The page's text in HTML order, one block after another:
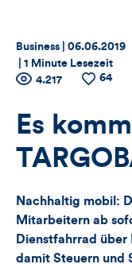
Thema:
Business | Datum:
06.06.2019
1 Minute Lesezeit
Zähler
für
Views,
und
Anzahl
Views
4.217
Anzahl
64
Es
Nachhaltig mobil:
Mitarbeitern ab
Dienstfahrrad über
damit Steuern und